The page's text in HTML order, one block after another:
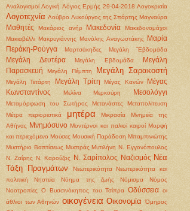
Αναλογισμοί Λογική Λόγιος Ερμής 29-04-2018 Λογοκρισία
Λογοτεχνία Λούβρο Λυκούργος της Σπάρτης Μαγναύρα
Μαθητές Μακάριος ανήρ Μακεδονία
Μακεδονομάχοι
Μακιαβέλλι Μακρυγιάννης Μανόλης Αναγωστάκης
Μαρία
Περάκη-Ρούγγα
Μαρτσάκηδες Μεγάλη ΅Εβδομάδα
Μεγάλη Δευτέρα Μεγάλη Εβδομάδα
Μεγάλη
Παρασκευή
Μεγάλη Πέμπτη Μεγάλη Σαρακοστή
Μεγάλη Τετάρτη Μεγάλη Τρίτη Μέγας Κανών
Μέγας
Κωνσταντίνος
Μελίνα Μερκούρη Μεσολόγγι
Μεταμόρφωση του Σωτήρος Μετανάστες
Μεταπολίτευση
Μέτρα περιοριστικά
μητέρα Μικρασία
Μνημεία της
Αθήνας Μνημόσυνο Μοντέρνοι και παλιοί καιροί Μορφή
και περιεχόμενο Μούσες Μουσική Παράδοση Μπαμπινιώτης
Μυστήριο Βαπτίσεως Μυστράς Μυτιλήνη Ν. Εγγονόπουλος
Ν. Ζαΐρης Ν. Καρούζος Ν. Σαρίπολος Ναζισμός Νέα
Τάξη Πραγμάτων
Νεωτερικότητα
Νεωτερικότητα και
πολιτική
Νηστεία Νόημα της ζωής Νόμισμα
Νόμος
Νοοτροπίες Ο Βυσσινόκηπος του Τσίπρα Οδύσσεια οι
άθλιοι των Αθηνών οικογένεια Οικονομία
Όμηρος